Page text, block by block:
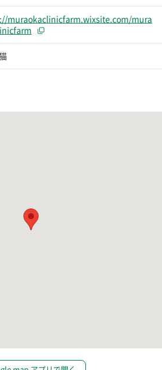
muraokaclinicfarm.wixsite.com/mura